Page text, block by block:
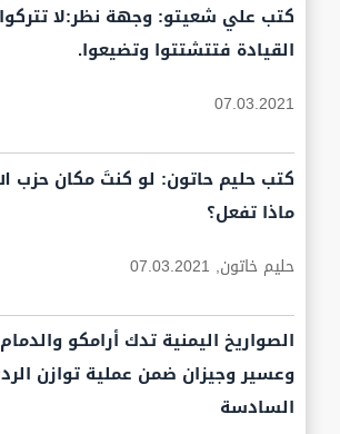
كتب علي شعيتو: وجهة نظر:لا تتركوا
القيادة فتتشتتوا وتضيعوا.
07.03.2021
كتب حليم حاتون: لو كنتَ مكان حزب
ماذا تفعل؟
حليم خاتون, 07.03.2021
الصواريخ اليمنية تدك أرامكو والدمام
وعسير وجيزان ضمن عملية توازن
السادسة